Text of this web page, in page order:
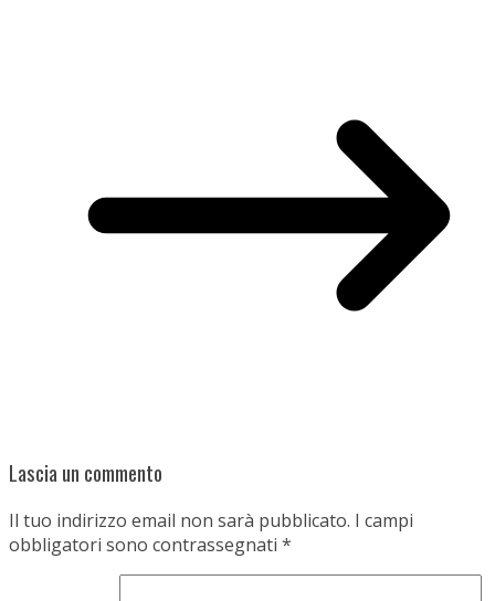
Lascia un commento
Il tuo indirizzo email non sarà pubblicato. I campi
obbligatori sono contrassegnati *